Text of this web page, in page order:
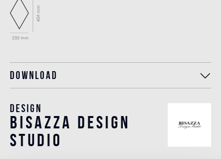
Download
Design
bisazza design
studio